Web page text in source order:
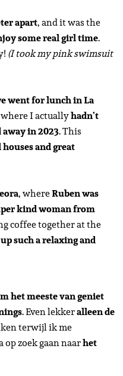
apart, and it was the
some real girl time.
(I took my pink swimsuit
went for lunch in La
I actuallyhadn’t
in 2023. This
and great
, whereRuben was
kind woman from
coffee together at the
such a relaxing and
het meeste van geniet
. Even lekkeralleen de
terwijl ik me
op zoek gaan naarhet